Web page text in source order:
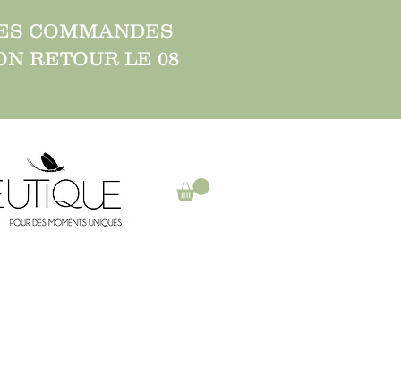
COMMANDES
RETOUR LE 08